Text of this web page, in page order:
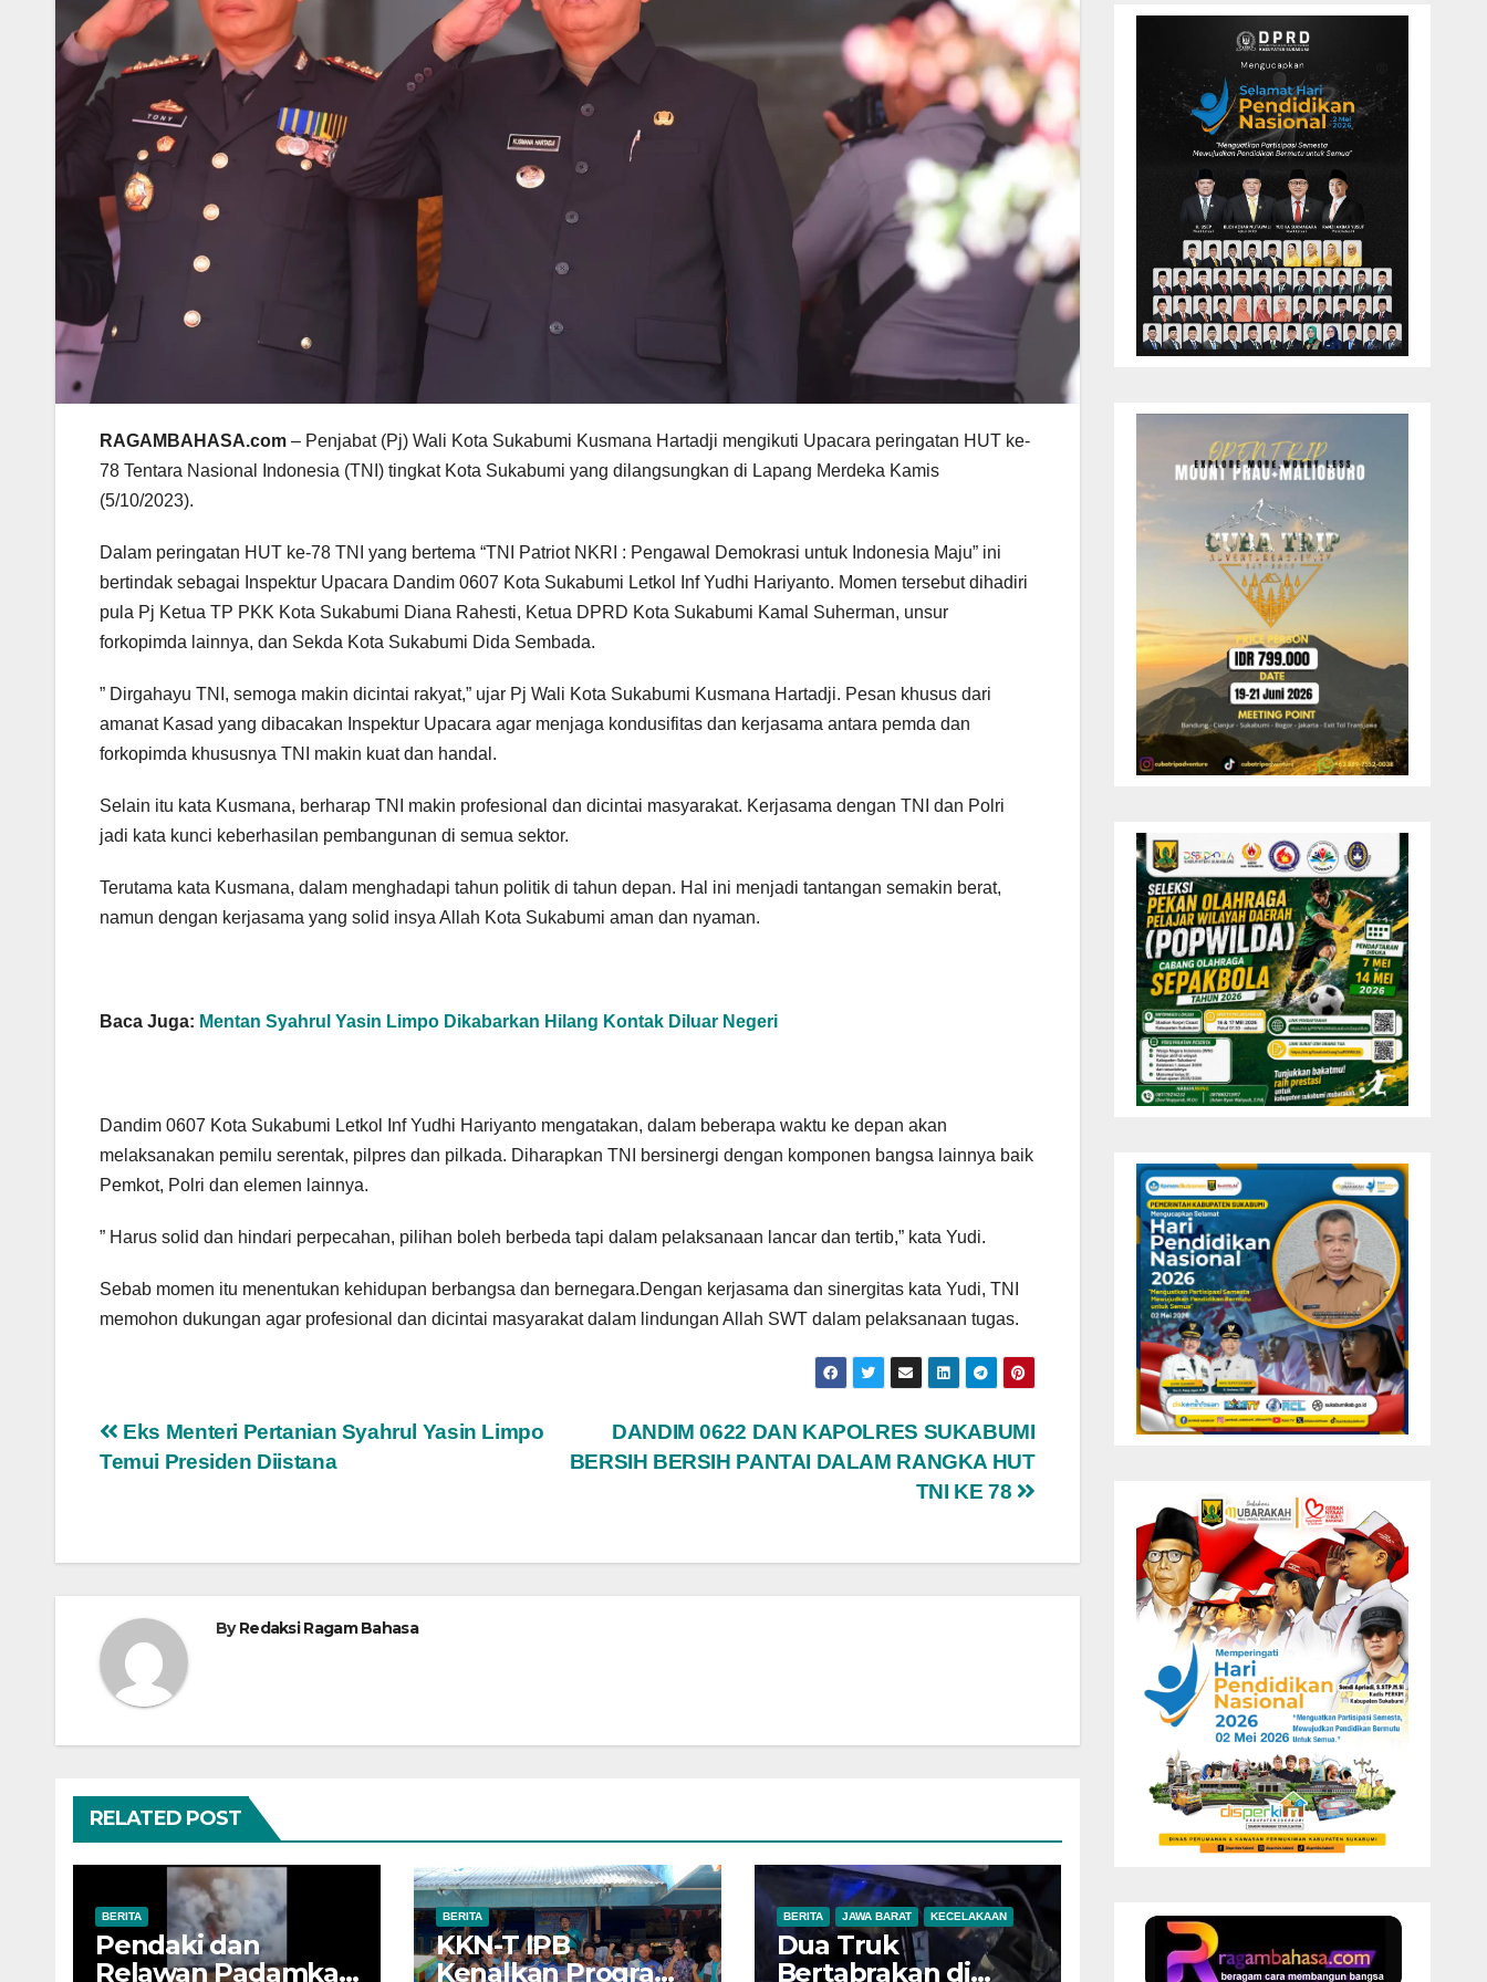
RAGAMBAHASA.com – Penjabat (Pj) Wali Kota Sukabumi Kusmana Hartadji mengikuti Upacara peringatan HUT ke-
78 Tentara Nasional Indonesia (TNI) tingkat Kota Sukabumi yang dilangsungkan di Lapang Merdeka Kamis
(5/10/2023).
Dalam peringatan HUT ke-78 TNI yang bertema “TNI Patriot NKRI : Pengawal Demokrasi untuk Indonesia Maju” ini
bertindak sebagai Inspektur Upacara Dandim 0607 Kota Sukabumi Letkol Inf Yudhi Hariyanto. Momen tersebut dihadiri
pula Pj Ketua TP PKK Kota Sukabumi Diana Rahesti, Ketua DPRD Kota Sukabumi Kamal Suherman, unsur
forkopimda lainnya, dan Sekda Kota Sukabumi Dida Sembada.
” Dirgahayu TNI, semoga makin dicintai rakyat,” ujar Pj Wali Kota Sukabumi Kusmana Hartadji. Pesan khusus dari
amanat Kasad yang dibacakan Inspektur Upacara agar menjaga kondusifitas dan kerjasama antara pemda dan
forkopimda khususnya TNI makin kuat dan handal.
Selain itu kata Kusmana, berharap TNI makin profesional dan dicintai masyarakat. Kerjasama dengan TNI dan Polri
jadi kata kunci keberhasilan pembangunan di semua sektor.
Terutama kata Kusmana, dalam menghadapi tahun politik di tahun depan. Hal ini menjadi tantangan semakin berat,
namun dengan kerjasama yang solid insya Allah Kota Sukabumi aman dan nyaman.
Baca Juga: Mentan Syahrul Yasin Limpo Dikabarkan Hilang Kontak Diluar Negeri
Dandim 0607 Kota Sukabumi Letkol Inf Yudhi Hariyanto mengatakan, dalam beberapa waktu ke depan akan
melaksanakan pemilu serentak, pilpres dan pilkada. Diharapkan TNI bersinergi dengan komponen bangsa lainnya baik
Pemkot, Polri dan elemen lainnya.
” Harus solid dan hindari perpecahan, pilihan boleh berbeda tapi dalam pelaksanaan lancar dan tertib,” kata Yudi.
Sebab momen itu menentukan kehidupan berbangsa dan bernegara.Dengan kerjasama dan sinergitas kata Yudi, TNI
memohon dukungan agar profesional dan dicintai masyarakat dalam lindungan Allah SWT dalam pelaksanaan tugas.
Navigasi
DANDIM 0622 DAN KAPOLRES SUKABUMI
BERSIH BERSIH PANTAI DALAM RANGKA HUT
TNI KE 78
Eks Menteri Pertanian Syahrul Yasin Limpo
Temui Presiden Diistana
ByRedaksi Ragam Bahasa
RELATED POST
BERITA
Pendaki dan
Relawan Padamkan
BERITA
KKN-T IPB
Kenalkan Program
BERITA JAWA BARAT KECELAKAAN
Dua Truk
Bertabrakan di